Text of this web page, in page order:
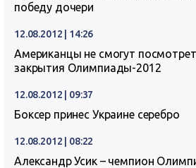
победу дочери
12.08.2012 | 14:26
Американцы не смогут
закрытия Олимпиады-2012
12.08.2012 | 09:37
Боксер принес Украине серебро
12.08.2012 | 08:22
Александр Усик – чемпион